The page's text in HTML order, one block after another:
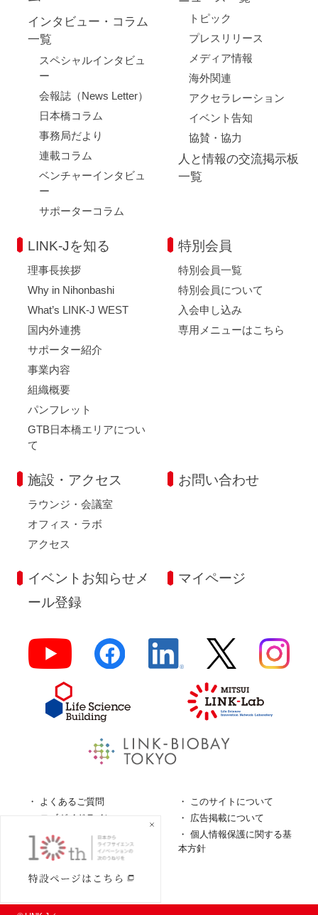
インタビュー・コラム
一覧
スペシャルインタビュ
ー
会報誌（News Letter）
日本橋コラム
事務局だより
連載コラム
ベンチャーインタビュ
ー
サポーターコラム
トピック
プレスリリース
メディア情報
海外関連
アクセラレーション
イベント告知
協賛・協力
人と情報の交流掲示板
一覧
LINK-Jを知る
理事長挨拶
Why in Nihonbashi
What’s LINK-J WEST
国内外連携
サポーター紹介
事業内容
組織概要
パンフレット
GTB日本橋エリアについ
て
特別会員
特別会員一覧
特別会員について
入会申し込み
専用メニューはこちら
施設・アクセス
ラウンジ・会議室
オフィス・ラボ
アクセス
お問い合わせ
イベントお知らせメ
ール登録
マイページ
よくあるご質問
このサイトについて
ロゴガイドライン
広告掲載について
特定商取引法に基づく表
個人情報保護に関する基
本方針